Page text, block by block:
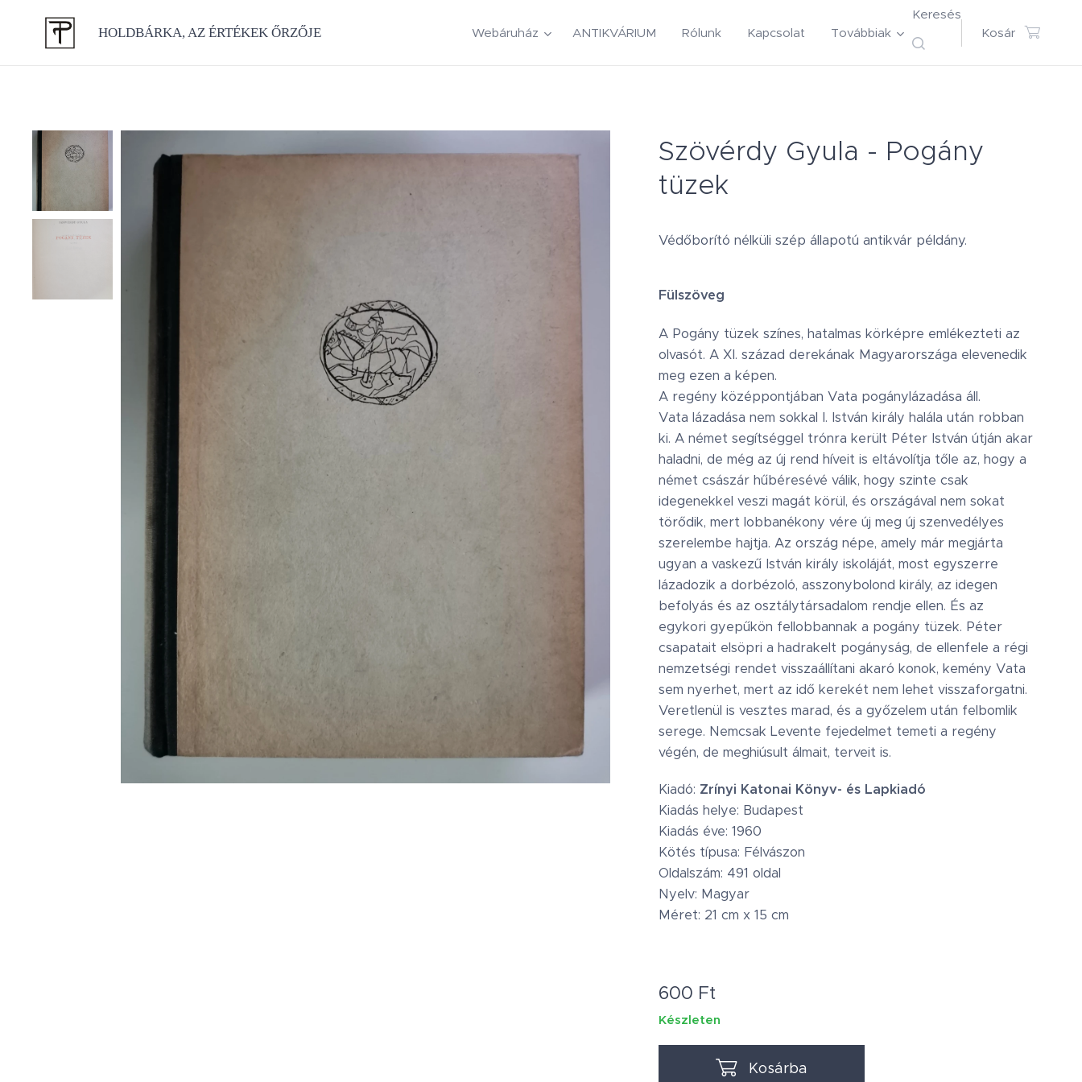
HOLDBÁRKA, AZ ÉRTÉKEK ŐRZŐJE Webáruház ANTIKVÁRIUM Rólunk Kapcsolat Továbbiak
Keresés
Kosár
Szövérdy Gyula - Pogány
tüzek
Védőborító nélküli szép állapotú antikvár példány.
Fülszöveg
A Pogány tüzek színes, hatalmas körképre emlékezteti az
olvasót. A XI. század derekának Magyarországa elevenedik
meg ezen a képen.
A regény középpontjában Vata pogánylázadása áll.
Vata lázadása nem sokkal I. István király halála után robban
ki. A német segítséggel trónra került Péter István útján akar
haladni, de még az új rend híveit is eltávolítja tőle az, hogy a
német császár hűbéresévé válik, hogy szinte csak
idegenekkel veszi magát körül, és országával nem sokat
törődik, mert lobbanékony vére új meg új szenvedélyes
szerelembe hajtja. Az ország népe, amely már megjárta
ugyan a vaskezű István király iskoláját, most egyszerre
lázadozik a dorbézoló, asszonybolond király, az idegen
befolyás és az osztálytársadalom rendje ellen. És az
egykori gyepűkön fellobbannak a pogány tüzek. Péter
csapatait elsöpri a hadrakelt pogányság, de ellenfele a régi
nemzetségi rendet visszaállítani akaró konok, kemény Vata
sem nyerhet, mert az idő kerekét nem lehet visszaforgatni.
Veretlenül is vesztes marad, és a győzelem után felbomlik
serege. Nemcsak Levente fejedelmet temeti a regény
végén, de meghiúsult álmait, terveit is.
Kiadó: Zrínyi Katonai Könyv- és Lapkiadó
Kiadás helye: Budapest
Kiadás éve: 1960
Kötés típusa: Félvászon
Oldalszám: 491 oldal
Nyelv: Magyar
Méret: 21 cm x 15 cm
600 Ft
Készleten
Kosárba